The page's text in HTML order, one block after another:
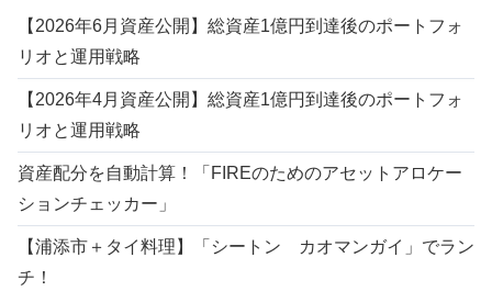
【2026年6月資産公開】総資産1億円到達後のポートフォ
リオと運用戦略
【2026年4月資産公開】総資産1億円到達後のポートフォ
リオと運用戦略
資産配分を自動計算！「FIREのためのアセットアロケー
ションチェッカー」
【浦添市＋タイ料理】「シートン カオマンガイ」でラン
チ！